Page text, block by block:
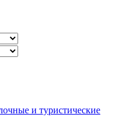
и туристические